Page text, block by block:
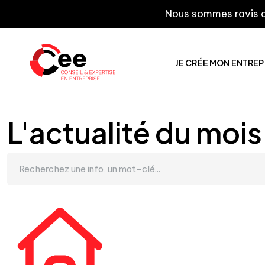
Nous sommes ravis de
JE CRÉE MON
L'actualité du mois